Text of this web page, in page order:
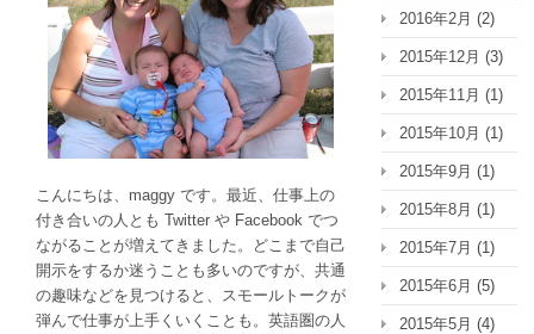
の
マ
マ
が
本
物？
イ
ギ
英
と
こんにちは、maggy です。最近、仕事上の
付き合いの人とも Twitter や Facebook でつ
ながることが増えてきました。どこまで自己
開示をするか迷うことも多いのですが、共通
の趣味などを見つけると、スモールトークが
弾んで仕事が上手くいくことも。英語圏の人
2016年2月 (2)
2015年12月 (3)
2015年11月 (1)
2015年10月 (1)
2015年9月 (1)
2015年8月 (1)
2015年7月 (1)
2015年6月 (5)
2015年5月 (4)